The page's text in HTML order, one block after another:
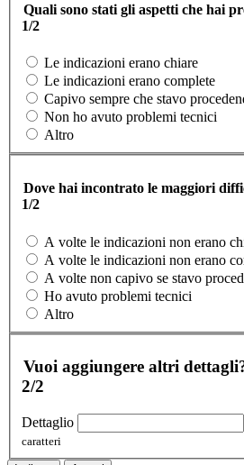
Quali sono stati gli aspetti che hai
1/2
Le indicazioni erano chiare
Le indicazioni erano complete
Capivo sempre che stavo
Non ho avuto problemi tecnici
Altro
Dove hai incontrato le maggiori
1/2
A volte le indicazioni non erano
A volte le indicazioni non erano
A volte non capivo se stavo
Ho avuto problemi tecnici
Altro
Vuoi aggiungere altri
2/2
Dettaglio
caratteri